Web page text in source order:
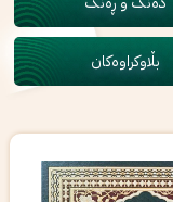
بڵاوکراوەکان